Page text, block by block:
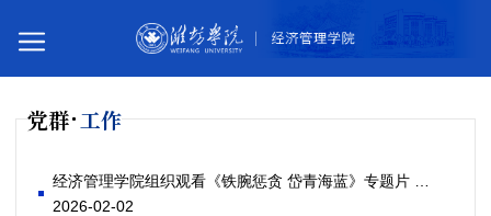
党群 工作
2026-02-02